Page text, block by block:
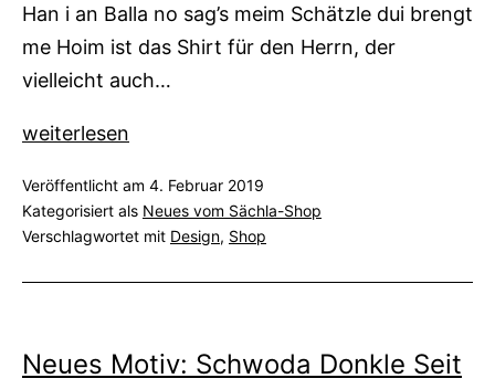
Han i an Balla no sag’s meim Schätzle dui brengt
me Hoim ist das Shirt für den Herrn, der
vielleicht auch…
Neue
Klois
Scheißerle
Schätzle-
weiterlesen
Veröffentlicht am 4. Februar 2019
Kategorisiert als Neues vom Sächla-Shop
Verschlagwortet mit Design, Shop
Neues Motiv: Schwoda Donkle Seit